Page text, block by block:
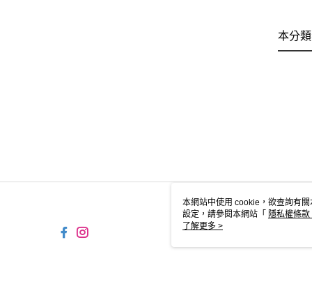
本分
本網站中使用 cookie，欲查詢有
設定，請參閱本網站「 隱私權條款
使用 cookie。
了解更多 >